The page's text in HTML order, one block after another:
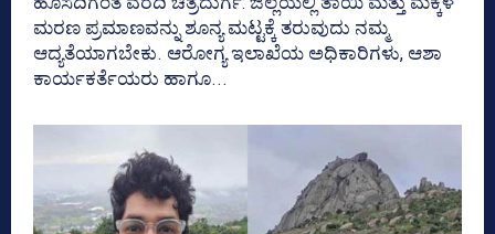
ಮರಣ ಪ್ರಮಾಣವನ್ನು ಶೂನ್ಯ ಮಟ್ಟಕ್ಕೆ ತರುವುದು ನಮ್ಮ
ಆದ್ಯತೆಯಾಗಬೇಕು. ಆರೋಗ್ಯ ಇಲಾಖೆಯ ಅಧಿಕಾರಿಗಳು, ಆಶಾ
ಕಾರ್ಯಕರ್ತೆಯರು ಹಾಗೂ...